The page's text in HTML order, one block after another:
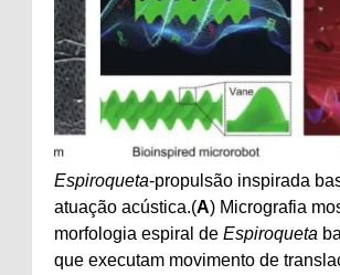
Espiroqueta-propulsão inspirada
atuação acústica.(A) Micrografia
morfologia espiral de Espiroqueta
que executam movimento de